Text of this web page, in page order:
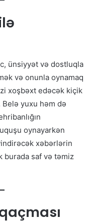
ünsiyyət və dostluqla
və onunla oynamaq
xoşbəxt edəcək kiçik
Belə yuxu həm də
oynayarkən
xəbərlərin
burada saf və təmiz